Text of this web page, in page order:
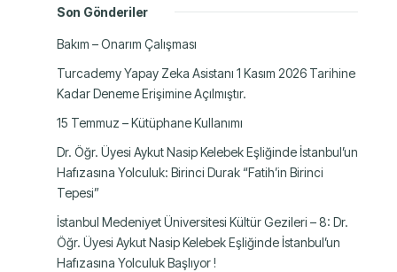
Son Gönderiler
Bakım – Onarım Çalışması
Turcademy Yapay Zeka Asistanı 1 Kasım 2026 Tarihine
Kadar Deneme Erişimine Açılmıştır.
15 Temmuz – Kütüphane Kullanımı
Dr. Öğr. Üyesi Aykut Nasip Kelebek Eşliğinde İstanbul’un
Hafızasına Yolculuk: Birinci Durak “Fatih’in Birinci
Tepesi”
İstanbul Medeniyet Üniversitesi Kültür Gezileri – 8: Dr.
Öğr. Üyesi Aykut Nasip Kelebek Eşliğinde İstanbul’un
Hafızasına Yolculuk Başlıyor !